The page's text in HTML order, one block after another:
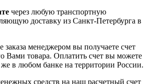
через любую транспортную
доставку из Санкт-Петербурга в
заказа менеджером вы получаете счет
Вами товара. Оплатить счет вы можете
же в любом банке на территории России.
средств на наш расчетный счет